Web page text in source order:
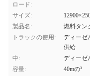
ロード:
サイズ:
製品名:
燃料タン
トラックの使用:
ディーゼ
供給
中:
ディーゼ
容量:
40mの³